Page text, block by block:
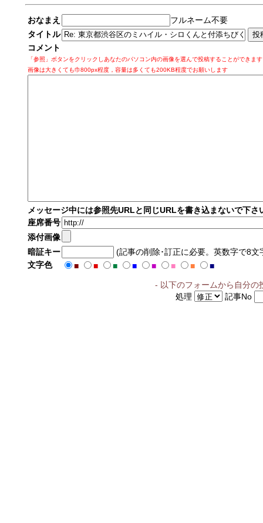
おなまえ
フルネーム不要
タイトル
コメント
「参照」ボタンをクリックしあなたのパソコン内の画像を選んで投稿することができま
画像は大きくても巾800px程度，容量は多くても200KB程度でお願いします
メッセージ中には参照先URLと同じURLを書き込まないで下さ
座席番号
添付画像
暗証キー
(記事の削除･訂正に必要。英数字で8文
文字色
■ ■ ■ ■ ■ ■ ■
■
- 以下のフォームから自分の
処理
記事No